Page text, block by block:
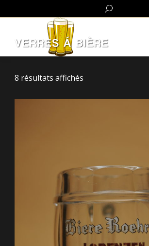
Search:
8 résultats affichés